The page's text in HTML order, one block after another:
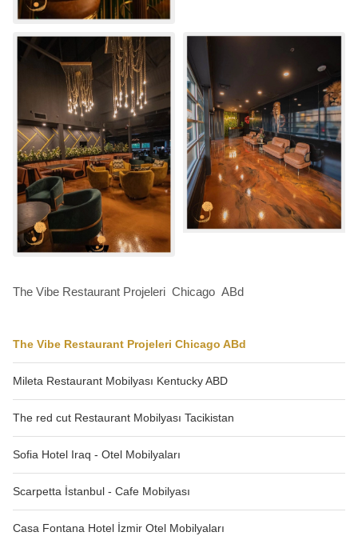
The Vibe Restaurant Projeleri Chicago ABd
Mileta Restaurant Mobilyası Kentucky ABD
The red cut Restaurant Mobilyası Tacikistan
Sofia Hotel Iraq - Otel Mobilyaları
Scarpetta İstanbul - Cafe Mobilyası
Casa Fontana Hotel İzmir Otel Mobilyaları
The Vibe Restaurant Projeleri Chicago ABd